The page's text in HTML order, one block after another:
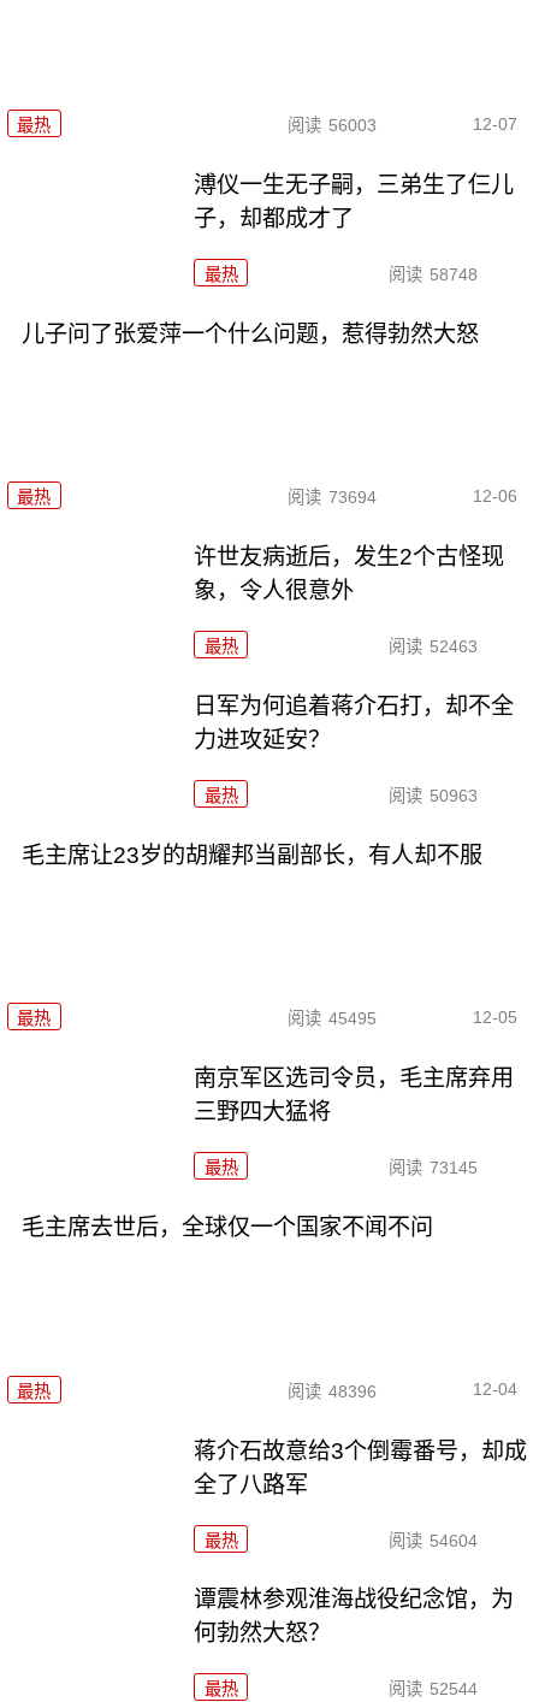
最热 阅读 56003 12-07
溥仪一生无子嗣，三弟生了仨儿
子，却都成才了
最热 阅读 58748
儿子问了张爱萍一个什么问题，惹得勃然大怒
最热 阅读 73694 12-06
许世友病逝后，发生2个古怪现
象，令人很意外
最热 阅读 52463
日军为何追着蒋介石打，却不全
力进攻延安？
最热 阅读 50963
毛主席让23岁的胡耀邦当副部长，有人却不服
最热 阅读 45495 12-05
南京军区选司令员，毛主席弃用
三野四大猛将
最热 阅读 73145
毛主席去世后，全球仅一个国家不闻不问
最热 阅读 48396 12-04
蒋介石故意给3个倒霉番号，却成
全了八路军
最热 阅读 54604
谭震林参观淮海战役纪念馆，为
何勃然大怒？
最热 阅读 52544